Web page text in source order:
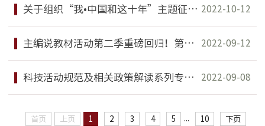
关于组织“我•中国和这十年”主题征文活动的通知 2022-10-12
主编说教材活动第二季重磅回归！第一讲：李冀讲《方剂学》 2022-09-12
科技活动规范及相关政策解读系列专题之《学术道德政策文件解读及案例分析》 2022-09-08
首页 上页 1 2 3 4 5 10 下页